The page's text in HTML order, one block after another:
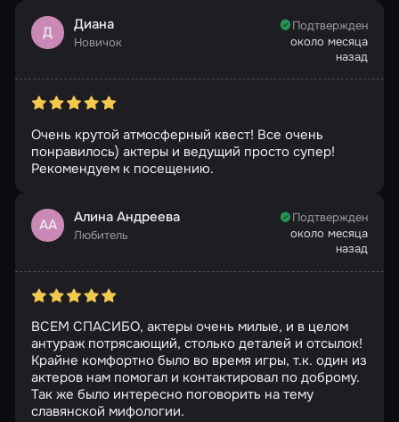
Д Диана
Новичок
Подтвержден
около месяца
назад
Очень крутой атмосферный квест! Все очень
понравилось) актеры и ведущий просто супер!
Рекомендуем к посещению.
АА Алина Андреева
Любитель
Подтвержден
около месяца
назад
ВСЕМ СПАСИБО, актеры очень милые, и в целом
антураж потрясающий, столько деталей и отсылок!
Крайне комфортно было во время игры, т.к. один из
актеров нам помогал и контактировал по доброму.
Так же было интересно поговорить на тему
славянской мифологии.